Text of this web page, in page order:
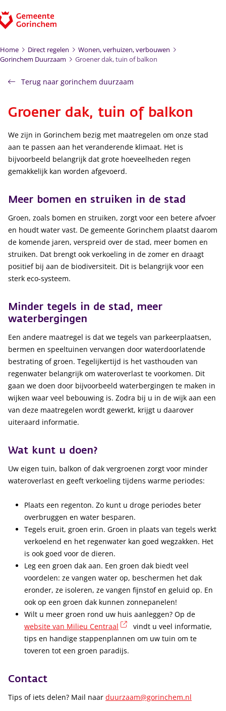
Home Direct regelen
Wonen, verhuizen, verbouwen
Gorinchem Duurzaam
Groener dak, tuin of balkon
Terug naar gorinchem duurzaam
Groener dak, tuin of balkon
We zijn in Gorinchem bezig met maatregelen om onze stad
aan te passen aan het veranderende klimaat. Het is
bijvoorbeeld belangrijk dat grote hoeveelheden regen
gemakkelijk kan worden afgevoerd.
Meer bomen en struiken in de stad
Groen, zoals bomen en struiken, zorgt voor een betere afvoer
en houdt water vast. De gemeente Gorinchem plaatst daarom
de komende jaren, verspreid over de stad, meer bomen en
struiken. Dat brengt ook verkoeling in de zomer en draagt
positief bij aan de biodiversiteit. Dit is belangrijk voor een
sterk eco-systeem.
Minder tegels in de stad, meer
waterbergingen
Een andere maatregel is dat we tegels van parkeerplaatsen,
bermen en speeltuinen vervangen door waterdoorlatende
bestrating of groen. Tegelijkertijd is het vasthouden van
regenwater belangrijk om wateroverlast te voorkomen. Dit
gaan we doen door bijvoorbeeld waterbergingen te maken in
wijken waar veel bebouwing is. Zodra bij u in de wijk aan een
van deze maatregelen wordt gewerkt, krijgt u daarover
uiteraard informatie.
Wat kunt u doen?
Uw eigen tuin, balkon of dak vergroenen zorgt voor minder
wateroverlast en geeft verkoeling tijdens warme periodes:
Plaats een regenton. Zo kunt u droge periodes beter
overbruggen en water besparen.
Tegels eruit, groen erin. Groen in plaats van tegels werkt
verkoelend en het regenwater kan goed wegzakken. Het
is ook goed voor de dieren.
Leg een groen dak aan. Een groen dak biedt veel
voordelen: ze vangen water op, beschermen het dak
eronder, ze isoleren, ze vangen fijnstof en geluid op. En
ook op een groen dak kunnen zonnepanelen!
Wilt u meer groen rond uw huis aanleggen? Op de
website van Milieu Centraal
(externe link)
vindt u veel informatie,
tips en handige stappenplannen om uw tuin om te
toveren tot een groen paradijs.
Contact
Tips of iets delen? Mail naar duurzaam@gorinchem.nl